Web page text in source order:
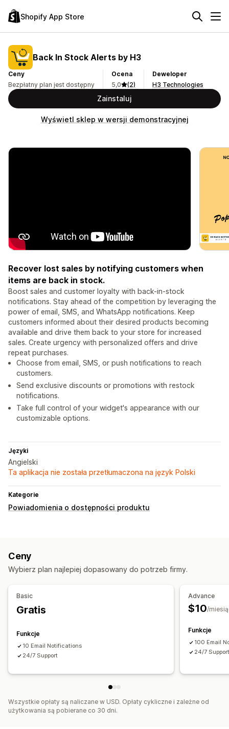
Shopify App Store
Back In Stock Alerts by H3
Ceny
Bezpłatny plan jest dostępny
Ocena
5,0
(2)
Deweloper
H3 Technologies
Zainstaluj
Wyświetl sklep w wersji demonstracyjnej
Recover lost sales by notifying customers when
items are back in stock.
Boost sales and customer loyalty with back-in-stock
notifications. Stay ahead of the competition by leveraging the
power of email, SMS, and WhatsApp notifications. Keep
customers informed about their desired products becoming
available and drive them back to your store for increased
sales. Create urgency with personalized offers and drive
repeat purchases.
Choose from email, SMS, or push notifications to reach
customers.
Send exclusive discounts or promotions with restock
notifications.
Take full control of your widget's appearance with our
customizable options.
Języki
Angielski
Ta aplikacja nie została przetłumaczona na język Polski
Kategorie
Powiadomienia o dostępności produktu
Ceny
Wybierz plan najlepiej dopasowany do potrzeb firmy.
Basic
Gratis
Funkcje
10 Email Notifications
24/7 Support
Advance
$10/
Funkcje
100 Email
24/7
Wszystkie opłaty są naliczane w USD. Opłaty cykliczne i zależne od
użytkowania są pobierane co 30 dni.